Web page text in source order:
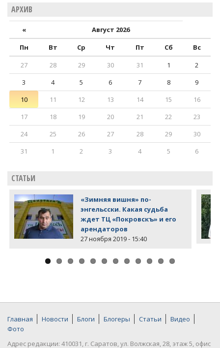
АРХИВ
«
Август 2026
Пн
Вт Ср Чт Пт Сб
Вс
27
28 29 30 31 1
2
3
4 5 6 7 8
9
10
11 12 13 14 15
16
17
18 19 20 21 22
23
24
25 26 27 28 29
30
31
1 2 3 4 5 6
СТАТЬИ
«Зимняя вишня» по-
энгельсски. Какая судьба
ждет ТЦ «Покровскъ» и его
арендаторов
27 ноября 2019 - 15:40
Главная Новости Блоги Блогеры Статьи
Видео
Фото
Адрес редакции: 410031, г. Саратов, ул. Волжская, 28, этаж 5, офис